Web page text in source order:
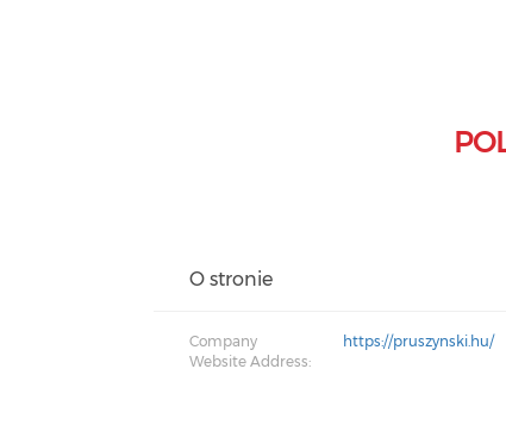
O stronie
Company
Website Address:
https://pruszynski.hu/